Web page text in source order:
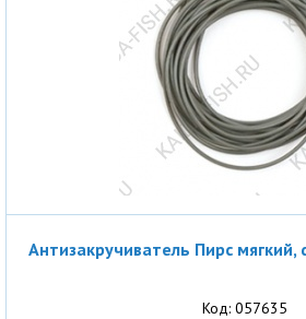
Антизакручиватель Пирс
Код: 057635